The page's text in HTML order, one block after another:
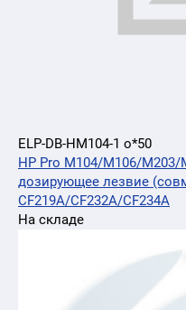
ELP-DB-HM104-1 o*50
HP Pro M104/M106/
дозирующее лезвие
CF219A/CF232A/CF234A
На складе